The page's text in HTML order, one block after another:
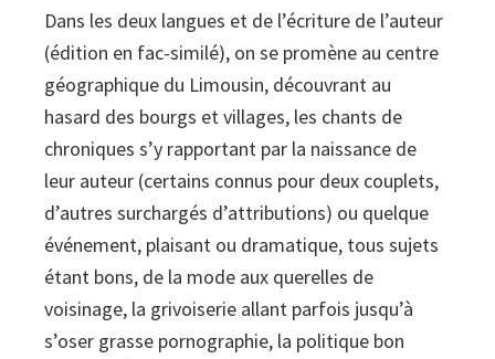
Dans les deux langues et de l’écriture de l’auteur
(édition en fac-similé), on se promène au centre
géographique du Limousin, découvrant au
hasard des bourgs et villages, les chants de
chroniques s’y rapportant par la naissance de
leur auteur (certains connus pour deux couplets,
d’autres surchargés d’attributions) ou quelque
événement, plaisant ou dramatique, tous sujets
étant bons, de la mode aux querelles de
voisinage, la grivoiserie allant parfois jusqu’à
s’oser grasse pornographie, la politique bon